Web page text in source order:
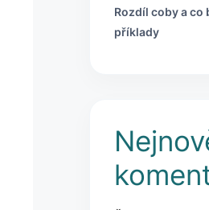
Rozdíl coby a co
příklady